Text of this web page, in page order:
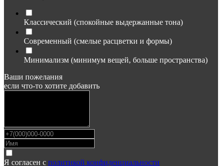
Классический (спокойные выдержанные тона)
Современный (смелые расцветки и формы)
Минимализм (минимум вещей, больше пространства)
Ваши пожелания
если что-то хотите добавить
Я согласен с политикой конфиденциальности